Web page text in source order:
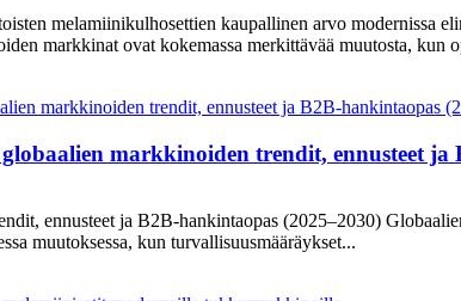
melamiinikulhosettien kaupallinen arvo modernissa
markkinat ovat kokemassa merkittävää muutosta, kun
markkinoiden trendit, ennusteet ja
ennusteet ja B2B-hankintaopas (2025–2030)
muutoksessa, kun turvallisuusmääräykset...